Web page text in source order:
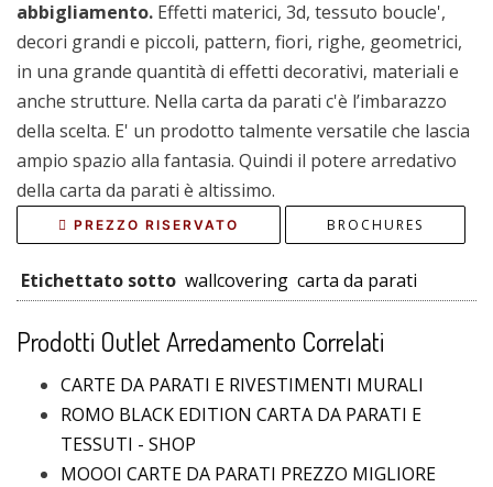
abbigliamento. Effetti materici, 3d, tessuto boucle',
decori grandi e piccoli, pattern, fiori, righe, geometrici,
in una grande quantità di effetti decorativi, materiali e
anche strutture. Nella carta da parati c'è l’imbarazzo
della scelta. E' un prodotto talmente versatile che lascia
ampio spazio alla fantasia. Quindi il potere arredativo
della carta da parati è altissimo.
PREZZO RISERVATO BROCHURES
Etichettato sotto wallcovering carta da parati
Prodotti Outlet Arredamento Correlati
CARTE DA PARATI E RIVESTIMENTI MURALI
ROMO BLACK EDITION CARTA DA PARATI E
TESSUTI - SHOP
MOOOI CARTE DA PARATI PREZZO MIGLIORE